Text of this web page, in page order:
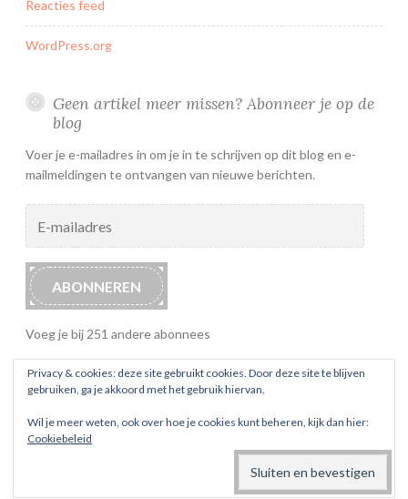
Reacties feed
WordPress.org
Geen artikel meer missen? Abonneer je op de
blog
Voer je e-mailadres in om je in te schrijven op dit blog en e-
mailmeldingen te ontvangen van nieuwe berichten.
mailadres
ABONNEREN
Voeg je bij 251 andere abonnees
ONDERSTEUND DOOR WORDPRESS
AUTOMATTIC.
Privacy & cookies: deze site gebruikt cookies. Door deze site te blijven
gebruiken, ga je akkoord met het gebruik hiervan.
Wil je meer weten, ook over hoe je cookies kunt beheren, kijk dan hier:
Cookiebeleid